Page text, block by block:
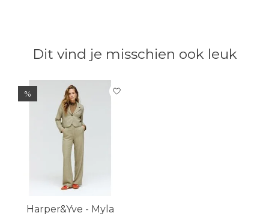
Dit vind je misschien ook leuk
Items van productcarrousel
%
Harper&Yve - Myla